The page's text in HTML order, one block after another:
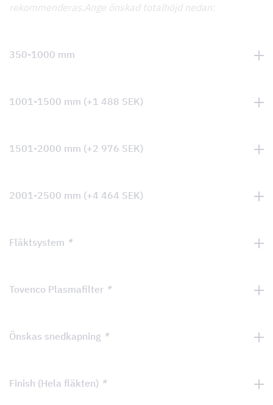
rekommenderas.Ange önskad totalhöjd nedan:
350-1000 mm
1001-1500 mm (+1 488 SEK)
1501-2000 mm (+2 976 SEK)
2001-2500 mm (+4 464 SEK)
Fläktsystem *
Tovenco Plasmafilter *
Önskas snedkapning *
Finish (Hela fläkten) *